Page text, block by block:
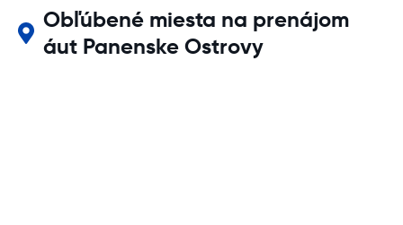
Obľúbené miesta na prenájom
áut Panenske Ostrovy